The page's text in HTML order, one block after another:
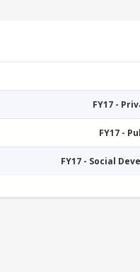
FY17 -
FY17 -
FY17 - Social